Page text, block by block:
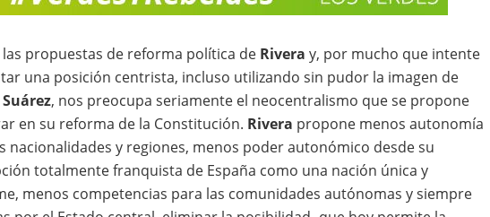
las propuestas de reforma política de Rivera y, por mucho que intente
una posición centrista, incluso utilizando sin pudor la imagen de
, nos preocupa seriamente el neocentralismo que se propone
en su reforma de la Constitución. Rivera propone menos autonomía
nacionalidades y regiones, menos poder autonómico desde su
totalmente franquista de España como una nación única y
menos competencias para las comunidades autónomas y siempre